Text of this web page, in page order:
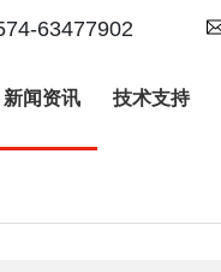
63477902
新闻资讯 技术支持